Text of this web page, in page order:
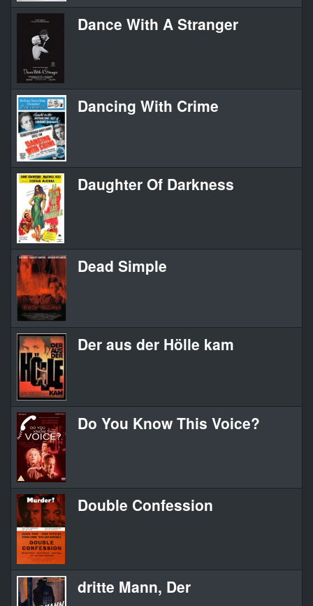
Dance With A Stranger
Dancing With Crime
Daughter Of Darkness
Dead Simple
Der aus der Hölle kam
Do You Know This Voice?
Double Confession
dritte Mann, Der